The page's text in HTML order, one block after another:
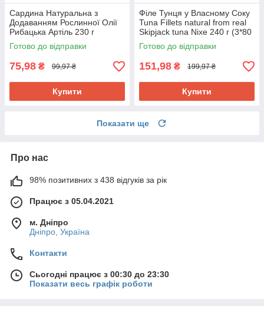
Сардина Натуральна з
Додаванням Рослинної Олії
Рибацька Артiль 230 г
Україна
Готово до відправки
75,98 ₴ 99,97 ₴
Купити
Філе Тунця у Власному Соку
Tuna Fillets natural from real
Skipjack tuna Nixe 240 г (3*80
г) Німеччина
Готово до відправки
151,98 ₴ 199,97 ₴
Купити
Показати ще
Про нас
98% позитивних з 438 відгуків за рік
Працює з 05.04.2021
м. Дніпро
Дніпро, Україна
Контакти
Сьогодні працює з 00:30 до 23:30
Показати весь графік роботи